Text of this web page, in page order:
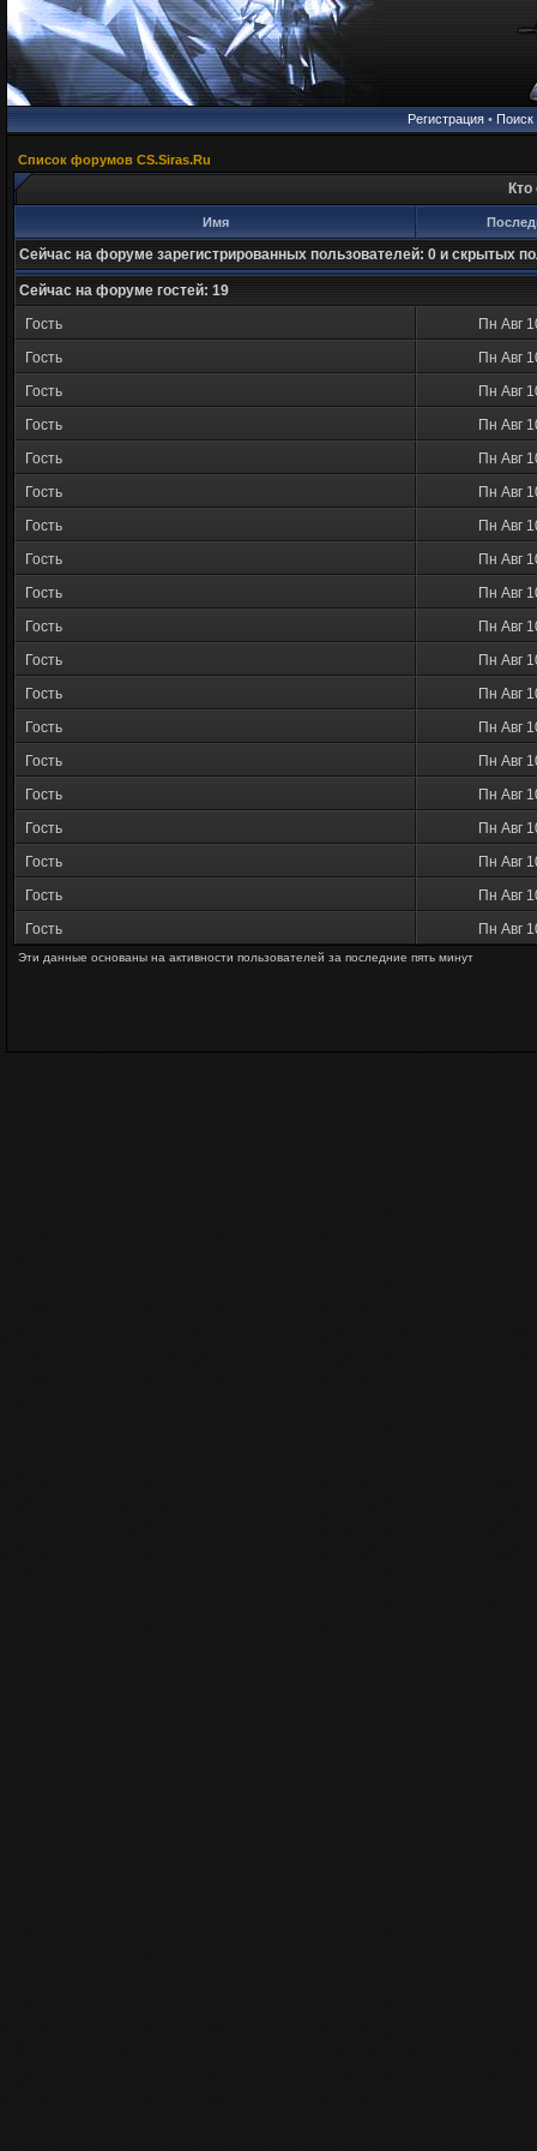
Регистрация• Поиск
Список форумов CS.Siras.Ru
Имя
Сейчас на форуме зарегистрированных пользователей: 0 и скрытых
Сейчас на форуме гостей: 19
Гость
Пн Авг
Гость
Пн Авг
Гость
Пн Авг
Гость
Пн Авг
Гость
Пн Авг
Гость
Пн Авг
Гость
Пн Авг
Гость
Пн Авг
Гость
Пн Авг
Гость
Пн Авг
Гость
Пн Авг
Гость
Пн Авг
Гость
Пн Авг
Гость
Пн Авг
Гость
Пн Авг
Гость
Пн Авг
Гость
Пн Авг
Гость
Пн Авг
Гость
Пн Авг
Эти данные основаны на активности пользователей за последние пять минут